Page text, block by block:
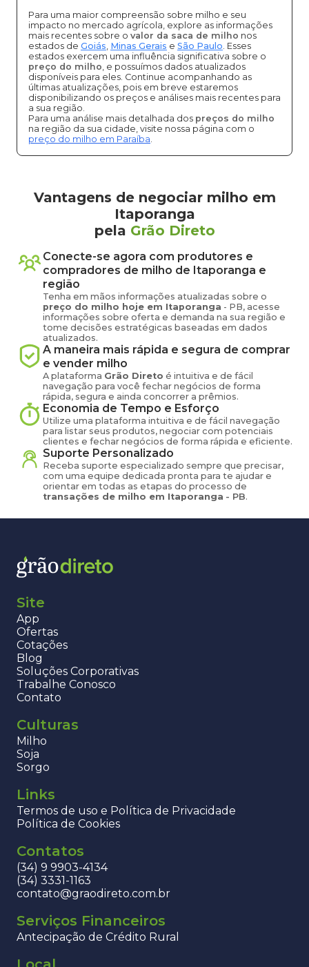
Para uma maior compreensão sobre milho e seu
impacto no mercado agrícola, explore as informações
mais recentes sobre o valor da saca de milho nos
estados de Goiás, Minas Gerais e São Paulo. Esses
estados exercem uma influência significativa sobre o
preço do milho, e possuímos dados atualizados
disponíveis para eles. Continue acompanhando as
últimas atualizações, pois em breve estaremos
disponibilizando os preços e análises mais recentes para
a sua região.
Para uma análise mais detalhada dos preços do milho
na região da sua cidade, visite nossa página com o
preço do milho em Paraíba.
Vantagens de negociar milho em
Itaporanga
pela Grão Direto
Conecte-se agora com produtores e
compradores de milho de Itaporanga e
região
Tenha em mãos informações atualizadas sobre o
preço do milho hoje em Itaporanga - PB, acesse
informações sobre oferta e demanda na sua região e
tome decisões estratégicas baseadas em dados
atualizados.
A maneira mais rápida e segura de comprar
e vender milho
A plataforma Grão Direto é intuitiva e de fácil
navegação para você fechar negócios de forma
rápida, segura e ainda concorrer a prêmios.
Economia de Tempo e Esforço
Utilize uma plataforma intuitiva e de fácil navegação
para listar seus produtos, negociar com potenciais
clientes e fechar negócios de forma rápida e eficiente.
Suporte Personalizado
Receba suporte especializado sempre que precisar,
com uma equipe dedicada pronta para te ajudar e
orientar em todas as etapas do processo de
transações de milho em Itaporanga - PB.
Site
App
Ofertas
Cotações
Blog
Soluções Corporativas
Trabalhe Conosco
Contato
Culturas
Milho
Soja
Sorgo
Links
Termos de uso e Política de Privacidade
Política de Cookies
Contatos
(34) 9 9903-4134
(34) 3331-1163
contato@graodireto.com.br
Serviços Financeiros
Antecipação de Crédito Rural